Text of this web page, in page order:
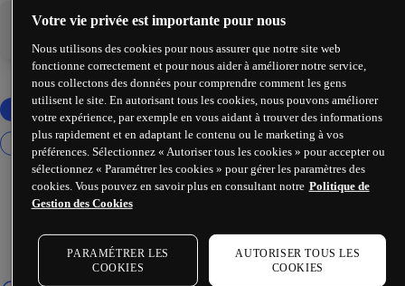
Votre vie privée est importante pour nous
Nous utilisons des cookies pour nous assurer que notre site web
fonctionne correctement et pour nous aider à améliorer notre service,
nous collectons des données pour comprendre comment les gens
utilisent le site. En autorisant tous les cookies, nous pouvons améliorer
votre expérience, par exemple en vous aidant à trouver des informations
plus rapidement et en adaptant le contenu ou le marketing à vos
préférences. Sélectionnez « Autoriser tous les cookies » pour accepter ou
sélectionnez « Paramétrer les cookies » pour gérer les paramètres des
cookies. Vous pouvez en savoir plus en consultant notre Politique de
Gestion des Cookies
PARAMÉTRER LES
COOKIES
AUTORISER TOUS LES
COOKIES